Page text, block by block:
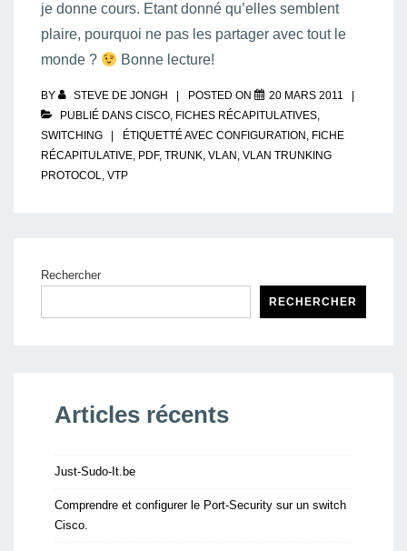
je donne cours. Etant donné qu’elles semblent
plaire, pourquoi ne pas les partager avec tout le
monde ?
Bonne lecture!
BY STEVE DE JONGH POSTED ON
20 MARS 2011
PUBLIÉ DANS CISCO, FICHES RÉCAPITULATIVES,
SWITCHING
ÉTIQUETTÉ AVEC CONFIGURATION , FICHE
RÉCAPITULATIVE, PDF, TRUNK, VLAN , VLAN TRUNKING
PROTOCOL, VTP
Rechercher
RECHERCHER
Articles récents
Just-Sudo-It.be
Comprendre et configurer le Port-Security sur un switch
Cisco.